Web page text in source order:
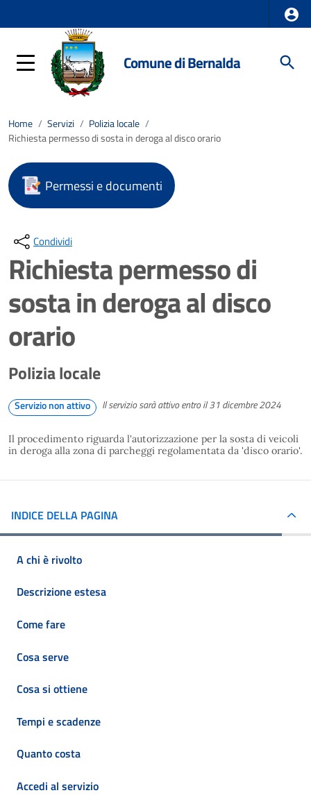
Comune di Bernalda
Home / Servizi / Polizia locale /
Richiesta permesso di sosta in deroga al disco orario
Permessi e documenti
Condividi
Richiesta permesso di
sosta in deroga al disco
orario
Polizia locale
Servizio non attivo Il servizio sarà attivo entro il 31 dicembre 2024
Il procedimento riguarda l'autorizzazione per la sosta di veicoli
in deroga alla zona di parcheggi regolamentata da 'disco orario'.
INDICE DELLA PAGINA
A chi è rivolto
Descrizione estesa
Come fare
Cosa serve
Cosa si ottiene
Tempi e scadenze
Quanto costa
Accedi al servizio